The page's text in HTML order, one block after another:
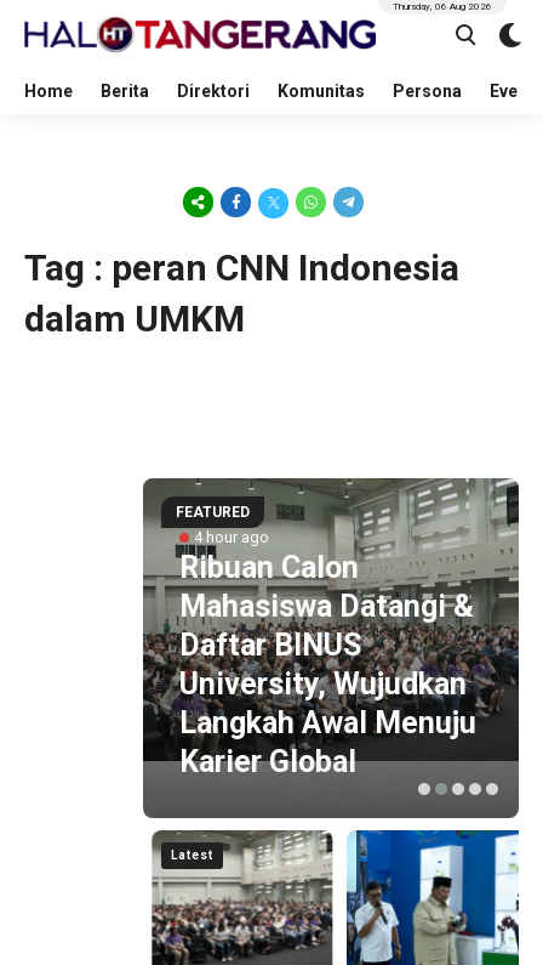
Home Berita Direktori Komunitas Persona Event
Thursday, 06 Aug 2026
Tag : peran CNN Indonesia
dalam UMKM
FEATURED
3 hour ago
ESG Award 2026 by
KEHATI Kembali
Digelar, Dorong ESG
Menjadi Standar Baru
Daya Saing Bisnis
Indonesia
4 hour ago
Ribuan Calon
Mahasiswa Datangi &
Daftar BINUS
University, Wujudkan
Langkah Awal Menuju
Karier Global
Latest